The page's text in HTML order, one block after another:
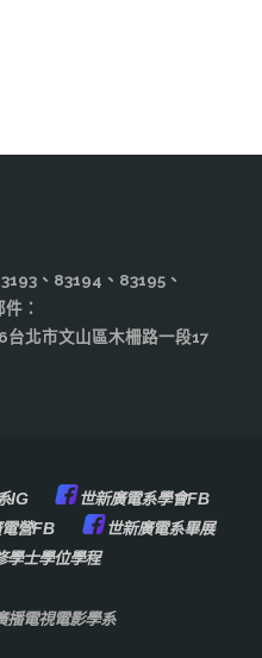
、83194、83195、
：
北市文山區木柵路一段17
IG
世新廣電系學會FB
電營FB
世新廣電系畢展
學士學位學程
電視電影學系